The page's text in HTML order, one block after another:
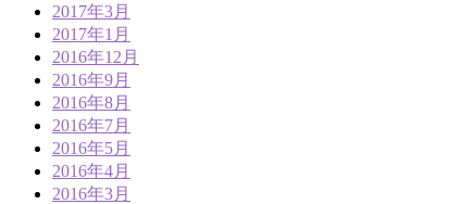
2017年3月
2017年1月
2016年12月
2016年9月
2016年8月
2016年7月
2016年5月
2016年4月
2016年3月